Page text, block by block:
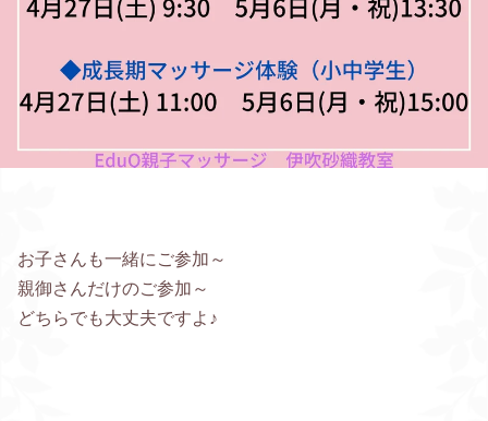
お子さんも一緒にご参加～
親御さんだけのご参加～
どちらでも大丈夫ですよ♪